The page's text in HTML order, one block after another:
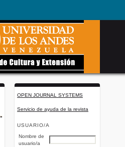
OPEN JOURNAL SYSTEMS
Servicio de ayuda de la revista
USUARIO/A
Nombre de
usuario/a